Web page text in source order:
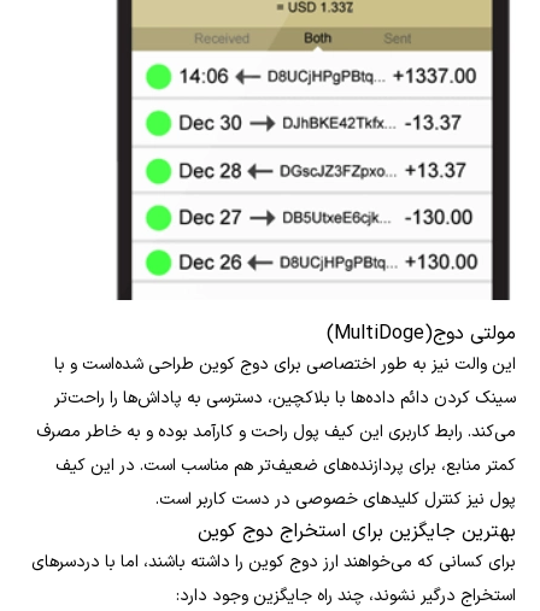
مولتی دوج(MultiDoge)
این والت نیز به طور اختصاصی برای دوج کوین طراحی شده‌است و با
سینک کردن دائم داده‌ها با بلاکچین، دسترسی به پاداش‌ها را راحت‌تر
می‌کند. رابط کاربری این کیف پول راحت و کارآمد بوده و به خاطر مصرف
کمتر منابع، برای پردازنده‌های ضعیف‌تر هم مناسب است. در این کیف
پول نیز کنترل کلیدهای خصوصی در دست کاربر است.
بهترین جایگزین برای استخراج دوج کوین
برای کسانی که می‌خواهند ارز دوج کوین را داشته باشند، اما با دردسرهای
استخراج درگیر نشوند، چند راه جایگزین وجود دارد: